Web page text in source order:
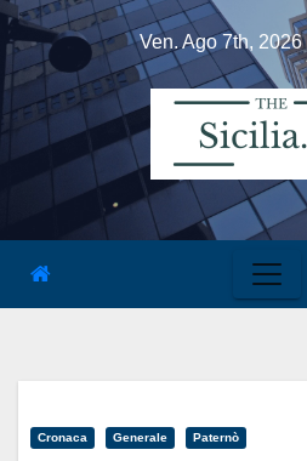
Skip
content
Ven. Ago 7th, 2026
Cronaca Generale Paternò